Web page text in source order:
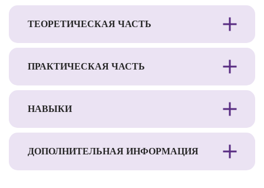
ТЕОРЕТИЧЕСКАЯ ЧАСТЬ
ПРАКТИЧЕСКАЯ ЧАСТЬ
НАВЫКИ
ДОПОЛНИТЕЛЬНАЯ ИНФОРМАЦИЯ